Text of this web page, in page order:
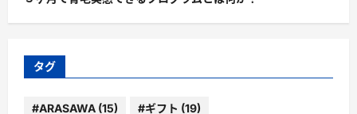
タグ
#ARASAWA (15) #ギフト (19)